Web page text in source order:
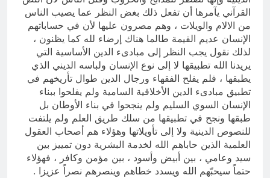
القرآني يآمرها أن تفعل ذلك بغض النظر عما يصيب الناس
من الالام والويلات ، وهم مصرون عليها لأن في حساباتهم
الإنسان عديم القيمة طالما هناك إرضاء لله كما يظنون ،
لذلك نقول يجب النظر إلى مبادىء الدين الأساسية التي
يريدنا الله تطبيقها لا إلى نوع الإنسان ولباسه الديني الذي
يطبقها ، فلم يفلح الفقهاء ورجال الدين طوال تأريخهم في
تطبيق مبادىء الدين الأخلاقية السامية ولم يفلحوا ببناء
الإنسان السوي السليم ولم ينجحوا في بناء الأوطان بل
طبقها ونجح في تطبيقها من سلك طريق العلم ولم يلتفت
للنصوص الدينية ولا إلى تأويلاتها وهؤلاء هم أصحاب العقول
العلمية الذين حاباهم الله لخدمة البشرية دون تمييز بين
سيد وعامي ، بين أبيض وأسود ، بين مؤمن وكافر ، فهؤلاء
حتماً سيحبّهم الله ويسدد خطاهم وينصرهم نصراً عزيزا .